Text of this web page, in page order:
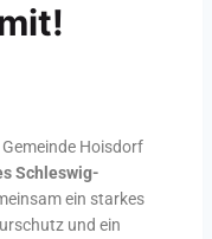
Hoisdorf
Schleswig-
ein starkes
und ein